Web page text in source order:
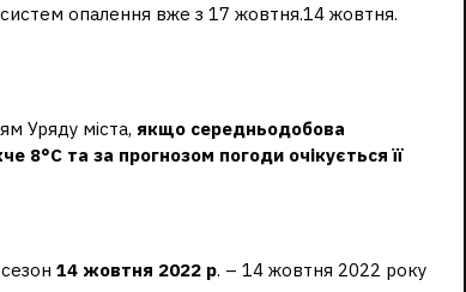
систем опалення вже з 17 жовтня.14 жовтня.
Уряду міста, якщо середньодобова
8°С та за прогнозом погоди очікується її
14 жовтня 2022 р. – 14 жовтня 2022 року